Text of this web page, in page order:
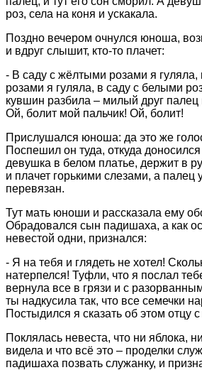
роз, села на коня и ускакала.
Поздно вечером очнулся юноша,
и вдруг слышит, кто-то плачет:
- В саду с жёлтыми розами я гуляла,
розами я гуляла, в саду с белыми
кувшин разбила – милый друг палец
Ой, болит мой пальчик! Ой, болит!
Прислушался юноша: да это же
Поспешил он туда, откуда
девушка в белом платье, держит в
и плачет горькими слезами, а палец
перевязан.
Тут мать юноши и рассказала ему
Обрадовался сын падишаха, а как
невестой одни, признался:
- Я на тебя и глядеть не хотел!
натерпелся! Туфли, что я послал
вернула все в грязи и с
ты надкусила так, что все семечки
Постыдился я сказать об этом отцу
Поклялась невеста, что ни яблока,
видела и что всё это – проделки
падишаха позвать служанку, и